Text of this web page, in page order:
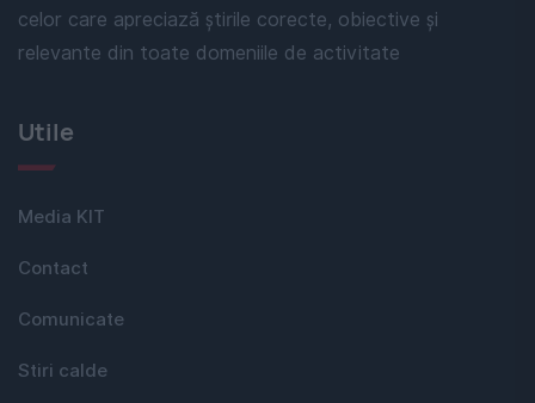
celor care apreciază știrile corecte, obiective și
relevante din toate domeniile de activitate
Utile
Media KIT
Contact
Comunicate
Stiri calde